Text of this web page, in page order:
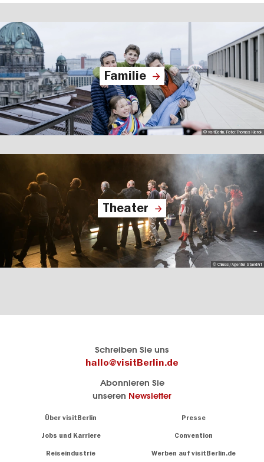
Familie
© visitBerlin, Foto: Thomas Kierok
Theater
© Chiussi/Agentur StandArt
Schreiben Sie uns
hallo@visitBerlin.de
Abonnieren Sie
unseren Newsletter
Über visitBerlin Presse
Jobs und Karriere Convention
Reiseindustrie Werben auf visitBerlin.de
sind
für Sie da.
Insidertipps